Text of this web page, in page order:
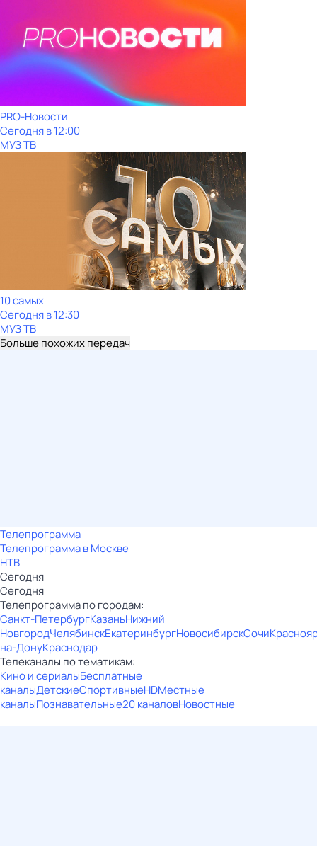
PRO-Новости
Сегодня в 12:00
МУЗ ТВ
10 самых
Сегодня в 12:30
МУЗ ТВ
Больше похожих передач
Телепрограмма
Телепрограмма в Москве
НТВ
Сегодня
Сегодня
Телепрограмма по городам:
Санкт-ПетербургКазаньНижний
НовгородЧелябинскЕкатеринбургНовосибирскСочи
на-ДонуКраснодар
Телеканалы по тематикам:
Кино и сериалыБесплатные
каналыДетскиеСпортивныеHDМестные
каналыПознавательные20 каналовНовостные